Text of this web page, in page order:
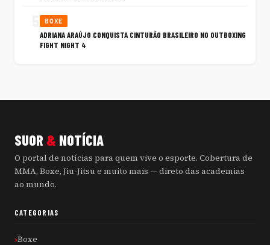
BOXE
ADRIANA ARAÚJO CONQUISTA CINTURÃO BRASILEIRO NO OUTBOXING
FIGHT NIGHT 4
SUOR & NOTÍCIA
O portal de notícias para quem vive o esporte. Cobertura de
MMA, Boxe, Jiu-Jitsu e muito mais — direto das academias
ao mundo.
CATEGORIAS
Boxe